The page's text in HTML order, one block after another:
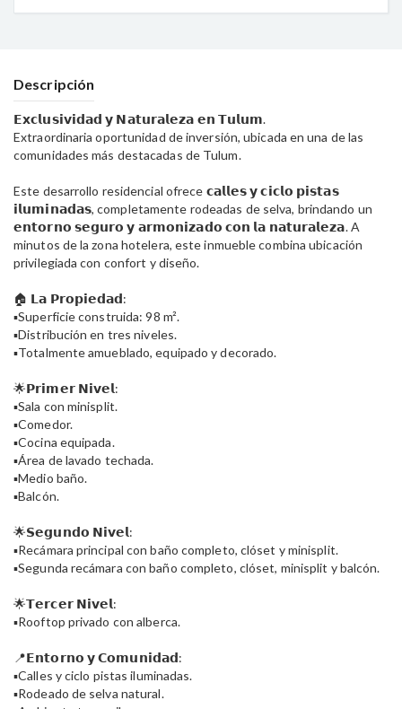
Descripción
𝗘𝘅𝗰𝗹𝘂𝘀𝗶𝘃𝗶𝗱𝗮𝗱 𝘆 𝗡𝗮𝘁𝘂𝗿𝗮𝗹𝗲𝘇𝗮 𝗲𝗻 𝗧𝘂𝗹𝘂𝗺.
Extraordinaria oportunidad de inversión, ubicada en una de las
comunidades más destacadas de Tulum.
Este desarrollo residencial ofrece 𝗰𝗮𝗹𝗹𝗲𝘀 𝘆 𝗰𝗶𝗰𝗹𝗼 𝗽𝗶𝘀𝘁𝗮𝘀
𝗶𝗹𝘂𝗺𝗶𝗻𝗮𝗱𝗮𝘀, completamente rodeadas de selva, brindando un
𝗲𝗻𝘁𝗼𝗿𝗻𝗼 𝘀𝗲𝗴𝘂𝗿𝗼 𝘆 𝗮𝗿𝗺𝗼𝗻𝗶𝘇𝗮𝗱𝗼 𝗰𝗼𝗻 𝗹𝗮 𝗻𝗮𝘁𝘂𝗿𝗮𝗹𝗲𝘇𝗮. A
minutos de la zona hotelera, este inmueble combina ubicación
privilegiada con confort y diseño.
🏠 𝗟𝗮 𝗣𝗿𝗼𝗽𝗶𝗲𝗱𝗮𝗱:
▪️Superficie construida: 98 m².
▪️Distribución en tres niveles.
▪️Totalmente amueblado, equipado y decorado.
🌟𝗣𝗿𝗶𝗺𝗲𝗿 𝗡𝗶𝘃𝗲𝗹:
▪️Sala con minisplit.
▪️Comedor.
▪️Cocina equipada.
▪️Área de lavado techada.
▪️Medio baño.
▪️Balcón.
🌟𝗦𝗲𝗴𝘂𝗻𝗱𝗼 𝗡𝗶𝘃𝗲𝗹:
▪️Recámara principal con baño completo, clóset y minisplit.
▪️Segunda recámara con baño completo, clóset, minisplit y balcón.
🌟𝗧𝗲𝗿𝗰𝗲𝗿 𝗡𝗶𝘃𝗲𝗹:
▪️Rooftop privado con alberca.
📍𝗘𝗻𝘁𝗼𝗿𝗻𝗼 𝘆 𝗖𝗼𝗺𝘂𝗻𝗶𝗱𝗮𝗱:
▪️Calles y ciclo pistas iluminadas.
▪️Rodeado de selva natural.